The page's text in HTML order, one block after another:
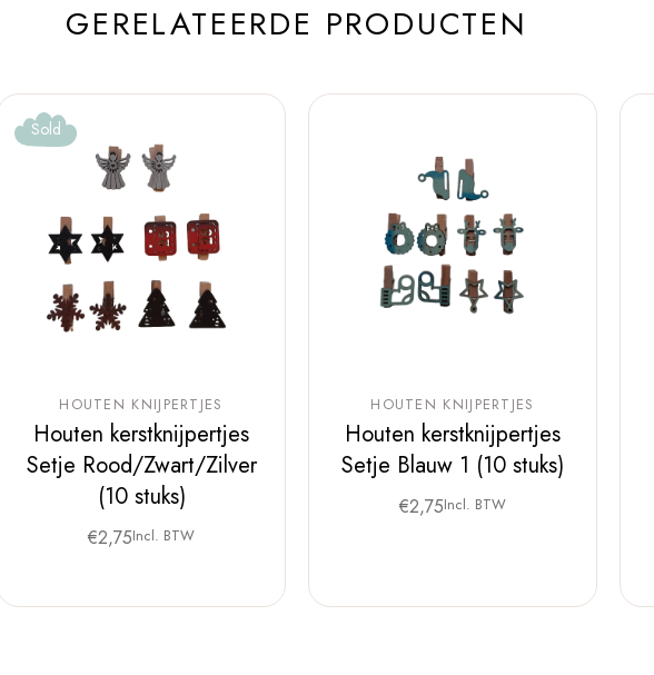
GERELATEERDE PRODUCTEN
Sold
HOUTEN KNIJPERTJES
Houten kerstknijpertjes
Setje Rood/Zwart/Zilver
(10 stuks)
€2,75Incl. BTW
HOUTEN KNIJPERTJES
Houten kerstknijpertjes
Setje Blauw 1 (10 stuks)
€2,75Incl. BTW